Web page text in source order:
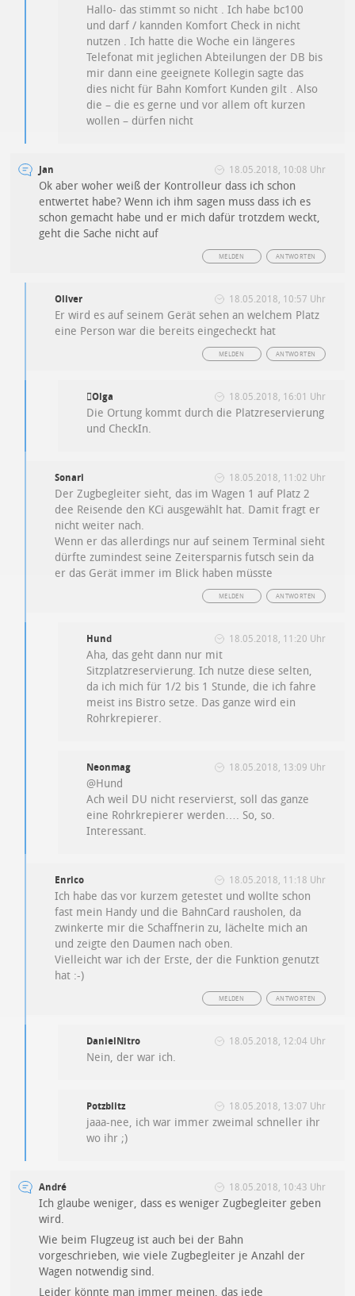
Hallo- das stimmt so nicht . Ich habe bc100
und darf / kannden Komfort Check in nicht
nutzen . Ich hatte die Woche ein längeres
Telefonat mit jeglichen Abteilungen der DB bis
mir dann eine geeignete Kollegin sagte das
dies nicht für Bahn Komfort Kunden gilt . Also
die – die es gerne und vor allem oft kurzen
wollen – dürfen nicht
Jan 18.05.2018, 10:08 Uhr
Ok aber woher weiß der Kontrolleur dass ich schon
entwertet habe? Wenn ich ihm sagen muss dass ich es
schon gemacht habe und er mich dafür trotzdem weckt,
geht die Sache nicht auf
ANTWORTEN
MELDEN
Oliver 18.05.2018, 10:57 Uhr
Er wird es auf seinem Gerät sehen an welchem Platz
eine Person war die bereits eingecheckt hat
ANTWORTEN
MELDEN
Olga 18.05.2018, 16:01 Uhr
Die Ortung kommt durch die Platzreservierung
und CheckIn.
Sonari 18.05.2018, 11:02 Uhr
Der Zugbegleiter sieht, das im Wagen 1 auf Platz 2
dee Reisende den KCi ausgewählt hat. Damit fragt er
nicht weiter nach.
Wenn er das allerdings nur auf seinem Terminal sieht
dürfte zumindest seine Zeitersparnis futsch sein da
er das Gerät immer im Blick haben müsste
ANTWORTEN
MELDEN
Hund 18.05.2018, 11:20 Uhr
Aha, das geht dann nur mit
Sitzplatzreservierung. Ich nutze diese selten,
da ich mich für 1/2 bis 1 Stunde, die ich fahre
meist ins Bistro setze. Das ganze wird ein
Rohrkrepierer.
Neonmag 18.05.2018, 13:09 Uhr
@Hund
Ach weil DU nicht reservierst, soll das ganze
eine Rohrkrepierer werden…. So, so.
Interessant.
Enrico 18.05.2018, 11:18 Uhr
Ich habe das vor kurzem getestet und wollte schon
fast mein Handy und die BahnCard rausholen, da
zwinkerte mir die Schaffnerin zu, lächelte mich an
und zeigte den Daumen nach oben.
Vielleicht war ich der Erste, der die Funktion genutzt
hat :-)
ANTWORTEN
MELDEN
DanielNitro 18.05.2018, 12:04 Uhr
Nein, der war ich.
Potzblitz 18.05.2018, 13:07 Uhr
jaaa-nee, ich war immer zweimal schneller ihr
wo ihr ;)
André 18.05.2018, 10:43 Uhr
Ich glaube weniger, dass es weniger Zugbegleiter geben
wird.
Wie beim Flugzeug ist auch bei der Bahn
vorgeschrieben, wie viele Zugbegleiter je Anzahl der
Wagen notwendig sind.
Leider könnte man immer meinen, das jede